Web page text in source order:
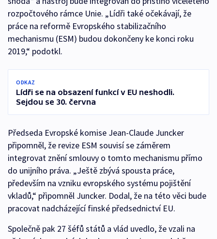
rozpočtového rámce Unie. „Lídři také očekávají, že
práce na reformě Evropského stabilizačního
mechanismu (ESM) budou dokončeny ke konci roku
2019,“ podotkl.
ODKAZ
Lídři se na obsazení funkcí v EU neshodli.
Sejdou se 30. června
Předseda Evropské komise Jean-Claude Juncker
připomněl, že revize ESM souvisí se záměrem
integrovat znění smlouvy o tomto mechanismu přímo
do unijního práva. „Ještě zbývá spousta práce,
především na vzniku evropského systému pojištění
vkladů,“ připomněl Juncker. Dodal, že na této věci bude
pracovat nadcházející finské předsednictví EU.
Společně pak 27 šéfů států a vlád uvedlo, že vzali na